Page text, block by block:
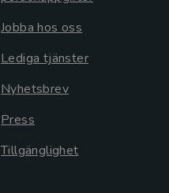
Jobba hos oss
Lediga tjänster
Nyhetsbrev
Press
Tillgänglighet